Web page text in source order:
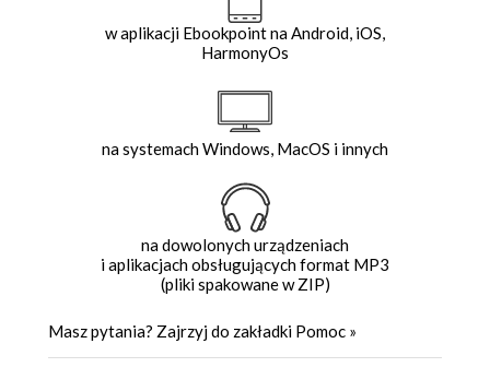
w aplikacji Ebookpoint na Android, iOS,
HarmonyOs
na systemach Windows, MacOS i innych
na dowolonych urządzeniach
i aplikacjach obsługujących format MP3
(pliki spakowane w ZIP)
Masz pytania? Zajrzyj do zakładki Pomoc »